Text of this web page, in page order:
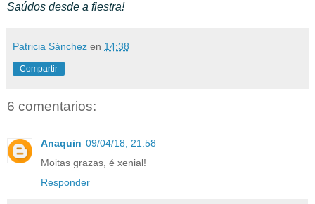
Saúdos desde a fiestra!
Patricia Sánchez en 14:38
Compartir
6 comentarios:
Anaquin 09/04/18, 21:58
Moitas grazas, é xenial!
Responder